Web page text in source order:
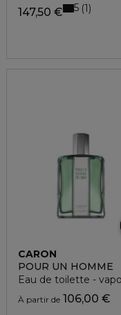
147,50 € 5 1
CARON
POUR UN HOMME
Eau de toilette -
À partir de 106,00 €